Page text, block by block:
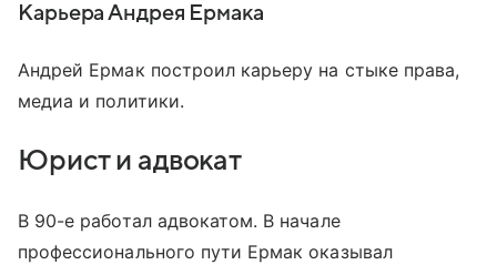
Карьера Андрея Ермака
Андрей Ермак построил карьеру на стыке права,
медиа и политики.
Юрист и адвокат
В 90-е работал адвокатом. В начале
профессионального пути Ермак оказывал